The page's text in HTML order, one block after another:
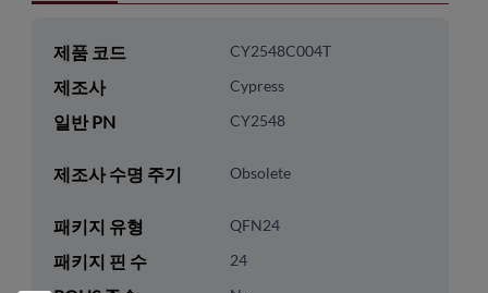
제품 코드 CY2548C004T
제조사 Cypress
일반 PN CY2548
제조사 수명 주기 Obsolete
패키지 유형 QFN24
패키지 핀 수 24